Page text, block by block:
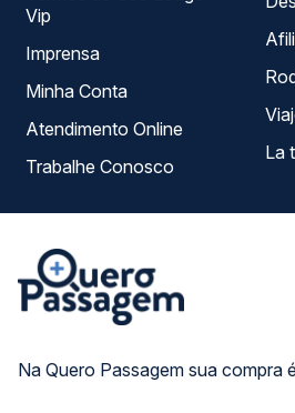
Na Quero Passagem sua compra
Vip
Imprensa
Minha Conta
Atendimento Online
Trabalhe Conosco